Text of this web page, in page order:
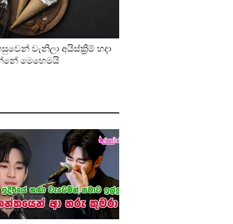
වැනිලා අයිස්ක්‍රීම් හදා
මෙහෙමයි